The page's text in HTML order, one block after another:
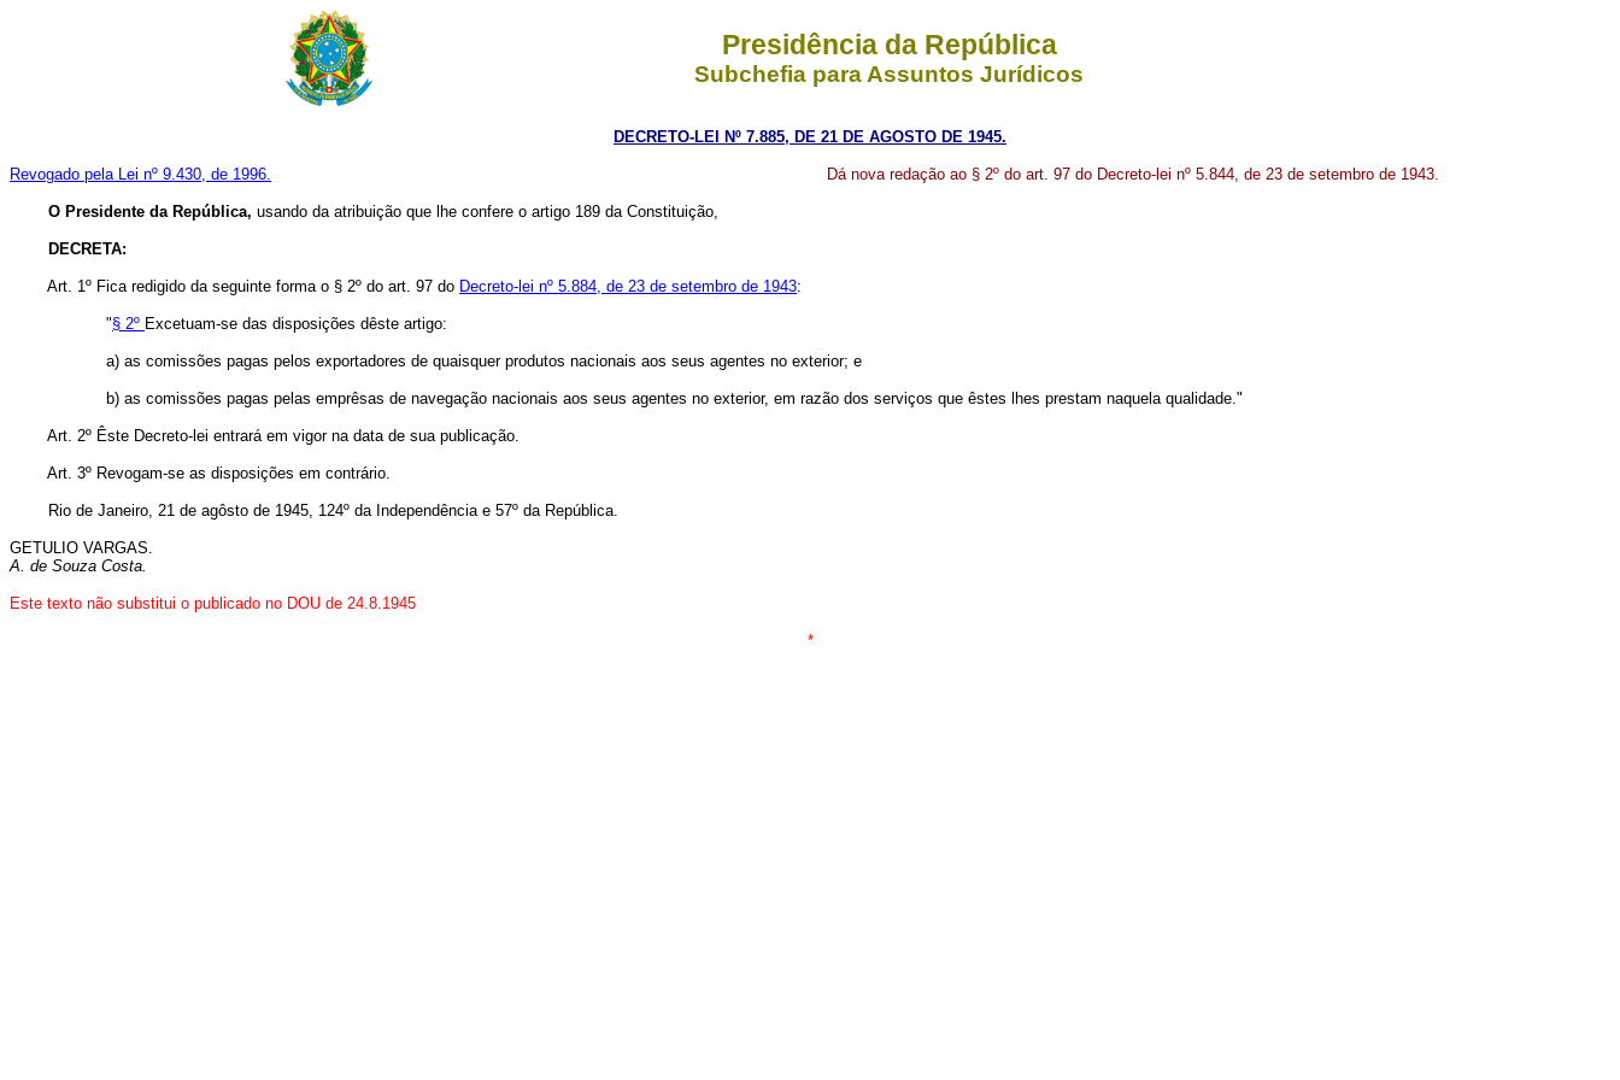
Presidência da República
Subchefia para Assuntos Jurídicos
DECRETO-LEI Nº 7.885, DE 21 DE AGOSTO DE 1945.
Revogado pela Lei nº 9.430, de 1996. Dá nova redação ao § 2º do art. 97 do Decreto-lei nº 5.844, de 23 de setembro de 1943.
O Presidente da República, usando da atribuição que lhe confere o artigo 189 da Constituição,
DECRETA:
Art. 1º Fica redigido da seguinte forma o § 2º do art. 97 do Decreto-lei nº 5.884, de 23 de setembro de 1943:
"§ 2º Excetuam-se das disposições dêste artigo:
a) as comissões pagas pelos exportadores de quaisquer produtos nacionais aos seus agentes no exterior; e
b) as comissões pagas pelas emprêsas de navegação nacionais aos seus agentes no exterior, em razão dos serviços que êstes lhes prestam naquela qualidade."
Art. 2º Êste Decreto-lei entrará em vigor na data de sua publicação.
Art. 3º Revogam-se as disposições em contrário.
Rio de Janeiro, 21 de agôsto de 1945, 124º da Independência e 57º da República.
GETULIO VARGAS.
A. de Souza Costa.
Este texto não substitui o publicado no DOU de 24.8.1945
*